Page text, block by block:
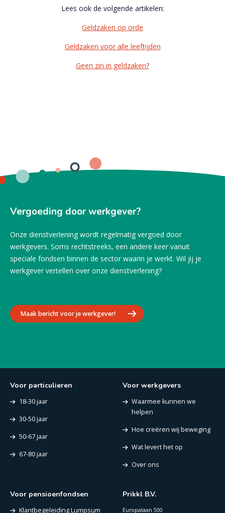
Lees ook de volgende artikelen:
Geldzaken op orde
Geldzaken voor alle leeftijden
Geen zin in geldzaken?
Vergoeding door werkgever?
Onze dienstverlening wordt regelmatig vergoed door
werkgevers. Soms rechtstreeks, een andere keer vanuit
speciale fondsen binnen de sector waarin je werkt. Wil jij je
werkgever vertellen over onze dienstverlening?
Maak bericht voor je werkgever!
Voor particulieren
18-30 jaar
30-50 jaar
50-67 jaar
67-80 jaar
Voor werkgevers
Waarmee kunnen we
helpen
Hoe creëren wij beweging
Wat levert het op
Over ons
Voor pensioenfondsen
Klantbegeleiding Lumpsum
Prikkl B.V.
Europalaan 500